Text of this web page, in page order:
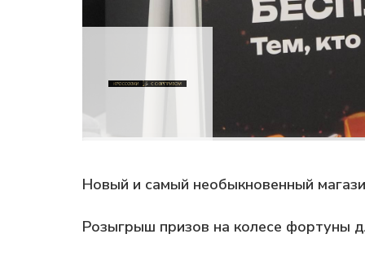
Новый и самый необыкновенный
Розыгрыш призов на колесе фортуны